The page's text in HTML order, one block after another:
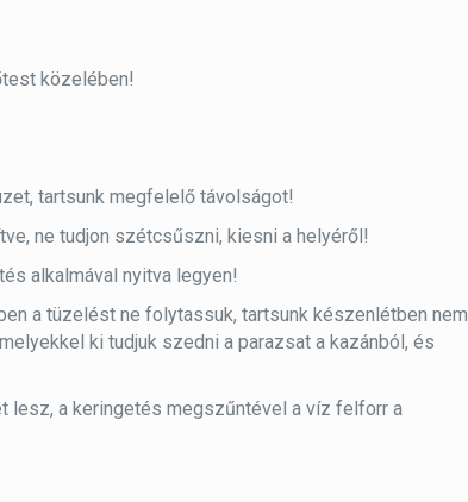
közelében!
tartsunk megfelelő távolságot!
ne tudjon szétcsűszni, kiesni a helyéről!
alkalmával nyitva legyen!
a tüzelést ne folytassuk, tartsunk készenlétben nem
ki tudjuk szedni a parazsat a kazánból, és
lesz, a keringetés megszűntével a víz felforr a